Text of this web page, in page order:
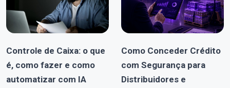
Controle de Caixa: o que
é, como fazer e como
automatizar com IA
Como Conceder Crédito
com Segurança para
Distribuidores e